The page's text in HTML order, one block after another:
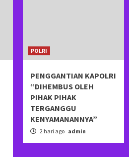
POLRI
PENGGANTIAN KAPOLRI
“DIHEMBUS OLEH
PIHAK PIHAK
TERGANGGU
KENYAMANANNYA”
2 hari ago admin